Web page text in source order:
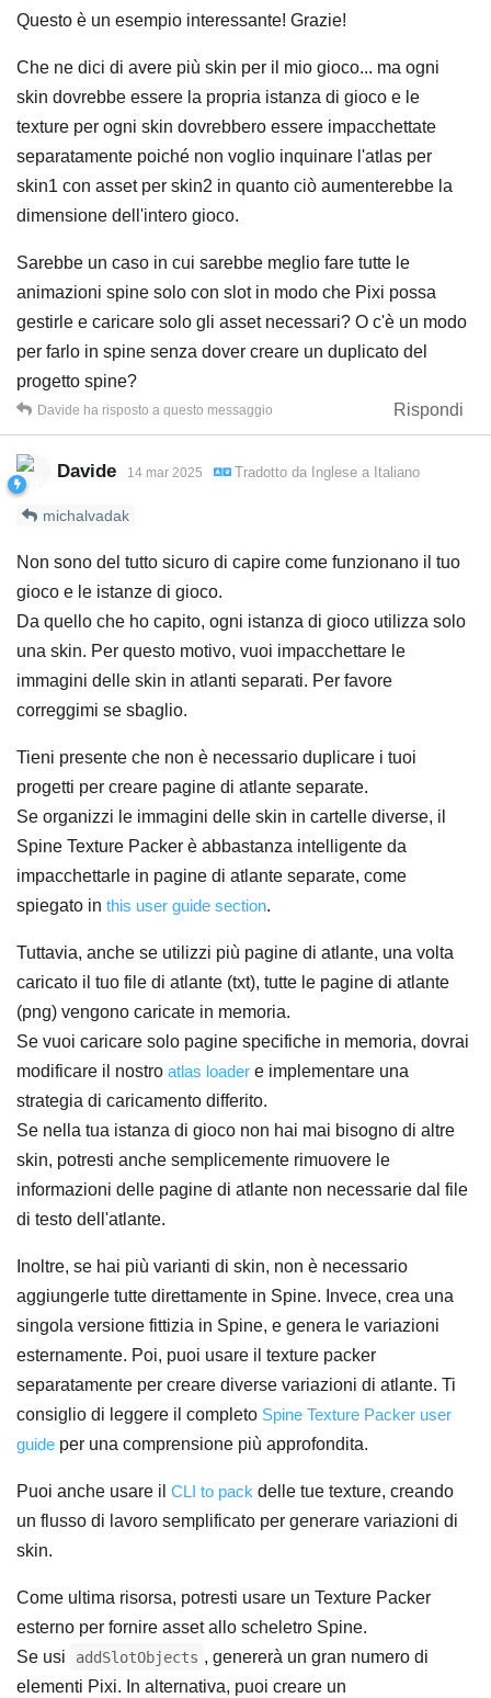
Questo è un esempio interessante! Grazie!
Che ne dici di avere più skin per il mio gioco... ma ogni
skin dovrebbe essere la propria istanza di gioco e le
texture per ogni skin dovrebbero essere impacchettate
separatamente poiché non voglio inquinare l'atlas per
skin1 con asset per skin2 in quanto ciò aumenterebbe la
dimensione dell'intero gioco.
Sarebbe un caso in cui sarebbe meglio fare tutte le
animazioni spine solo con slot in modo che Pixi possa
gestirle e caricare solo gli asset necessari? O c'è un modo
per farlo in spine senza dover creare un duplicato del
progetto spine?
Rispondi
Davide ha risposto a questo messaggio
Davide 14 mar 2025 Tradotto da Inglese a Italiano
michalvadak
Non sono del tutto sicuro di capire come funzionano il tuo
gioco e le istanze di gioco.
Da quello che ho capito, ogni istanza di gioco utilizza solo
una skin. Per questo motivo, vuoi impacchettare le
immagini delle skin in atlanti separati. Per favore
correggimi se sbaglio.
Tieni presente che non è necessario duplicare i tuoi
progetti per creare pagine di atlante separate.
Se organizzi le immagini delle skin in cartelle diverse, il
Spine Texture Packer è abbastanza intelligente da
impacchettarle in pagine di atlante separate, come
spiegato in this user guide section.
Tuttavia, anche se utilizzi più pagine di atlante, una volta
caricato il tuo file di atlante (txt), tutte le pagine di atlante
(png) vengono caricate in memoria.
Se vuoi caricare solo pagine specifiche in memoria, dovrai
modificare il nostro atlas loader e implementare una
strategia di caricamento differito.
Se nella tua istanza di gioco non hai mai bisogno di altre
skin, potresti anche semplicemente rimuovere le
informazioni delle pagine di atlante non necessarie dal file
di testo dell'atlante.
Inoltre, se hai più varianti di skin, non è necessario
aggiungerle tutte direttamente in Spine. Invece, crea una
singola versione fittizia in Spine, e genera le variazioni
esternamente. Poi, puoi usare il texture packer
separatamente per creare diverse variazioni di atlante. Ti
consiglio di leggere il completo Spine Texture Packer user
guide per una comprensione più approfondita.
Puoi anche usare il CLI to pack delle tue texture, creando
un flusso di lavoro semplificato per generare variazioni di
skin.
Come ultima risorsa, potresti usare un Texture Packer
esterno per fornire asset allo scheletro Spine.
Se usi
addSlotObjects , genererà un gran numero di
elementi Pixi. In alternativa, puoi creare un